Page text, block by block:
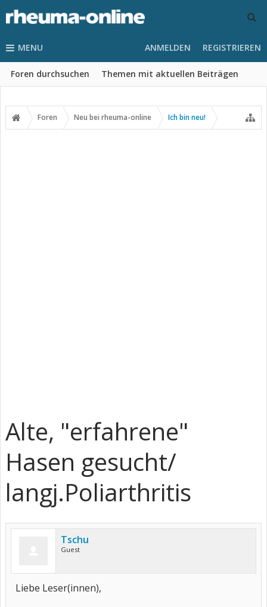
MENU
Foren durchsuchen Themen mit aktuellen Beiträgen
ANMELDEN REGISTRIEREN
Foren Neu bei rheuma-online Ich bin neu!
Alte, "erfahrene"
Hasen gesucht/
langj.Poliarthritis
Tschu
Guest
Liebe Leser(innen),